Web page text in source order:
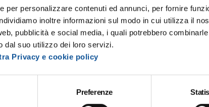
per personalizzare contenuti ed annunci, per fornire
inoltre informazioni sul modo in cui utilizza il
pubblicità e social media, i quali potrebbero
dal suo utilizzo dei loro servizi.
Privacy e cookie policy
Preferenze